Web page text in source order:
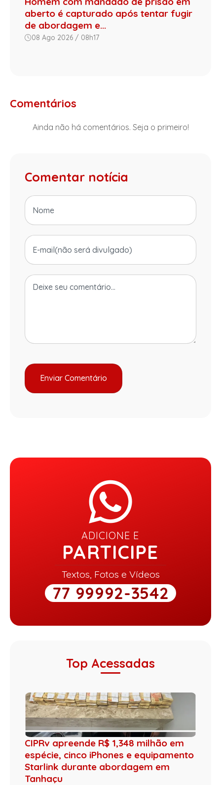
aberto é capturado após tentar fugir
de abordagem e...
08 Ago 2026 / 08h17
Comentários
Ainda não há comentários. Seja o primeiro!
Comentar notícia
ADICIONE E
PARTICIPE
Textos, Fotos e Vídeos
77 99992-3542
Top Acessadas
CIPRv apreende R$ 1,348 milhão em
espécie, cinco iPhones e equipamento
Starlink durante abordagem em
Tanhaçu